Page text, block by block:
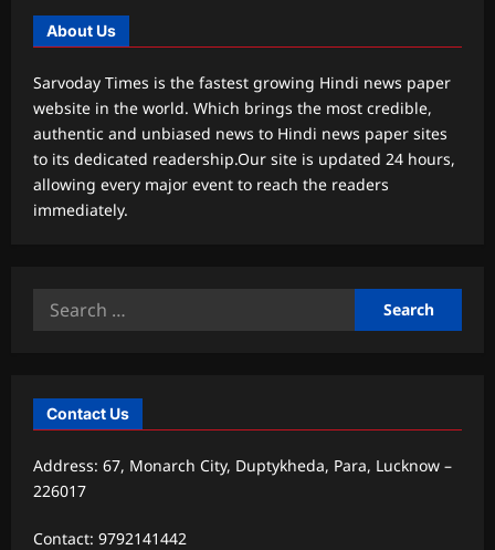
About Us
Sarvoday Times is the fastest growing Hindi news paper
website in the world. Which brings the most credible,
authentic and unbiased news to Hindi news paper sites
to its dedicated readership.Our site is updated 24 hours,
allowing every major event to reach the readers
immediately.
Search
Contact Us
Address: 67, Monarch City, Duptykheda, Para, Lucknow –
226017
Contact: 9792141442